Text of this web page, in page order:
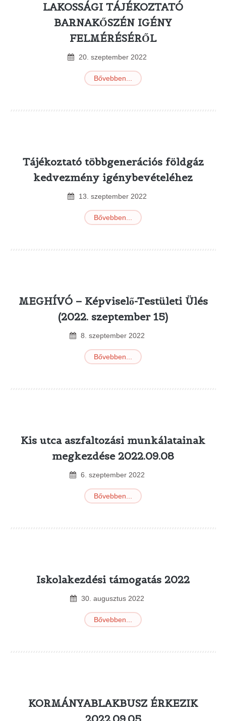
LAKOSSÁGI TÁJÉKOZTATÓ
BARNAKŐSZÉN IGÉNY
FELMÉRÉSÉRŐL
20. szeptember 2022
Bővebben...
Tájékoztató többgenerációs földgáz
kedvezmény igénybevételéhez
13 szeptember 2022
Bővebben...
MEGHÍVÓ – Képviselő-Testületi Ülés
(2022. szeptember 15)
8 szeptember 2022
Bővebben...
Kis utca aszfaltozási munkálatainak
megkezdése 2022.09.08
6 szeptember 2022
Bővebben...
Iskolakezdési támogatás 2022
30. augusztus 2022
Bővebben...
KORMÁNYABLAKBUSZ ÉRKEZIK